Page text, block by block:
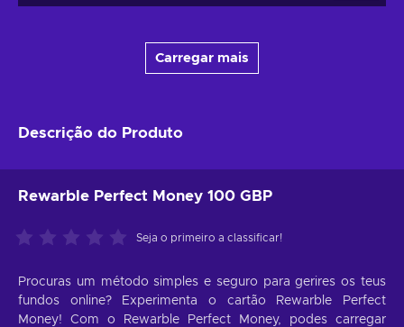
Carregar mais
Descrição do Produto
Rewarble Perfect Money 100 GBP
Seja o primeiro a classificar!
Procuras um método simples e seguro para gerires os teus
fundos online? Experimenta o cartão Rewarble Perfect
Money! Com o Rewarble Perfect Money, podes carregar